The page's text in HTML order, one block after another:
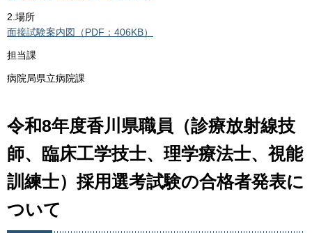
2.場所
面接試験案内図（PDF：406KB）
担当課
病院局県立病院課
令和8年度香川県職員（診療放射線技
師、臨床工学技士、理学療法士、視能
訓練士）採用選考試験の合格者発表に
ついて